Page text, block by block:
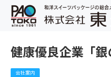
健康優良企業「銀
会社案内